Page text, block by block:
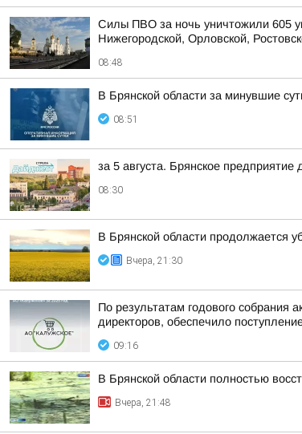
Силы ПВО за ночь уничтожили 605
Нижегородской, Орловской,
08:48
В Брянской области за минувшие
08:51
за 5 августа. Брянское
08:30
В Брянской области продолжается
Вчера, 21:30
По результатам годового собрания
директоров, обеспечило
09:16
В Брянской области полностью
Вчера, 21:48